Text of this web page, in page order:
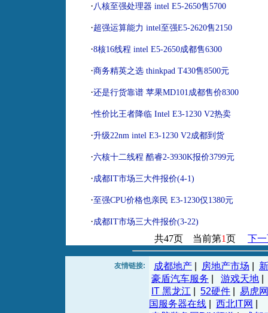
·八核至强处理器 intel E5-2650售5700
·超强运算能力 intel至强E5-2620售2150
·8核16线程 intel E5-2650成都售6300
·商务精英之选 thinkpad T430售8500元
·还是行货靠谱 苹果MD101成都售价8300
·性价比王者降临 Intel E3-1230 V2热卖
·升级22nm intel E3-1230 V2成都到货
·六核十二线程 酷睿2-3930K报价3799元
·成都IT市场三大件报价(4-1)
·至强CPU价格也亲民 E3-1230仅1380元
·成都IT市场三大件报价(3-22)
共47页 当前第1页 下
友情链接: 成都地产 房地产市场
豪盾汽车服务
游戏天地
IT 黑龙江
52硬件
易虎网
国服务器在线
西北IT网